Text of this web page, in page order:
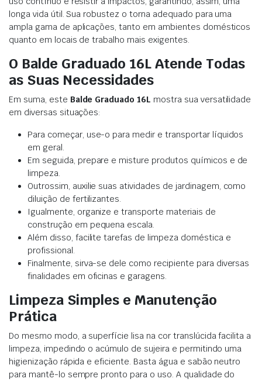
longa vida útil. Sua robustez o torna adequado para uma
ampla gama de aplicações, tanto em ambientes domésticos
quanto em locais de trabalho mais exigentes.
O Balde Graduado 16L Atende Todas
as Suas Necessidades
Em suma, este Balde Graduado 16L mostra sua versatilidade
em diversas situações:
Para começar, use-o para medir e transportar líquidos
em geral.
Em seguida, prepare e misture produtos químicos e de
limpeza.
Outrossim, auxilie suas atividades de jardinagem, como
diluição de fertilizantes.
Igualmente, organize e transporte materiais de
construção em pequena escala.
Além disso, facilite tarefas de limpeza doméstica e
profissional.
Finalmente, sirva-se dele como recipiente para diversas
finalidades em oficinas e garagens.
Limpeza Simples e Manutenção
Prática
Do mesmo modo, a superfície lisa na cor translúcida facilita a
limpeza, impedindo o acúmulo de sujeira e permitindo uma
higienização rápida e eficiente. Basta água e sabão neutro
para mantê-lo sempre pronto para o uso. A qualidade do